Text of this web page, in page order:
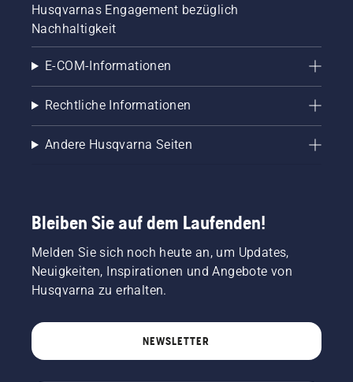
Husqvarnas Engagement bezüglich
Nachhaltigkeit
E-COM-Informationen
Rechtliche Informationen
Andere Husqvarna Seiten
Bleiben Sie auf dem Laufenden!
Melden Sie sich noch heute an, um Updates,
Neuigkeiten, Inspirationen und Angebote von
Husqvarna zu erhalten.
NEWSLETTER